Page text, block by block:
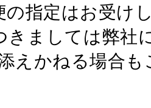
の指定はお受け
きましては弊社
えかねる場合